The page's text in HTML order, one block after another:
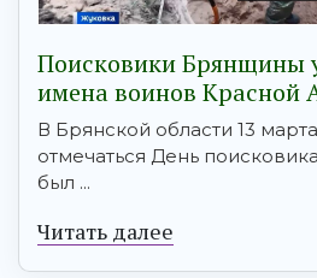
Поисковики Брянщины
имена воинов Красной
В Брянской области 13
отмечаться День
был ...
Читать далее